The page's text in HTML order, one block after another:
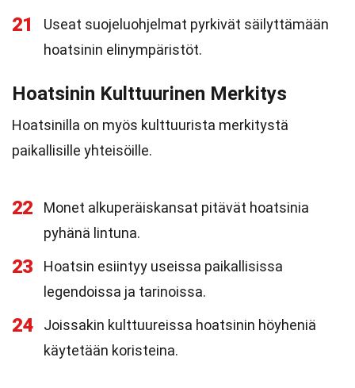
21
Useat suojeluohjelmat pyrkivät säilyttämään
hoatsinin elinympäristöt.
Hoatsinin Kulttuurinen Merkitys
Hoatsinilla on myös kulttuurista merkitystä
paikallisille yhteisöille.
22
Monet alkuperäiskansat pitävät hoatsinia
pyhänä lintuna.
23
Hoatsin esiintyy useissa paikallisissa
legendoissa ja tarinoissa.
24
Joissakin kulttuureissa hoatsinin höyheniä
käytetään koristeina.